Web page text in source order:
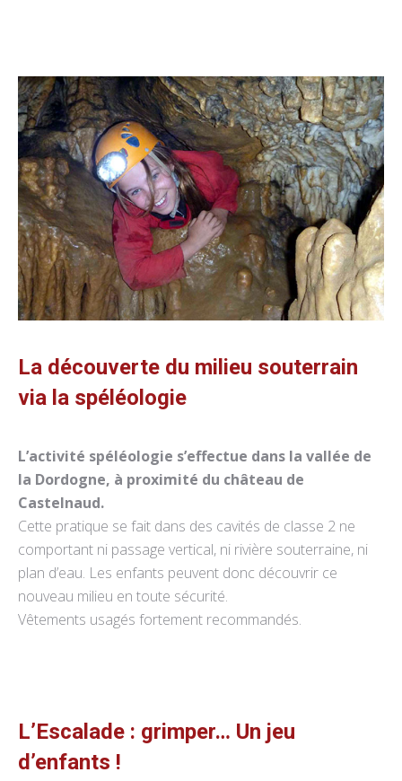
La découverte du milieu souterrain
via la spéléologie
L’activité spéléologie s’effectue dans la vallée de
la Dordogne, à proximité du château de
Castelnaud.
Cette pratique se fait dans des cavités de classe 2 ne
comportant ni passage vertical, ni rivière souterraine, ni
plan d’eau. Les enfants peuvent donc découvrir ce
nouveau milieu en toute sécurité.
Vêtements usagés fortement recommandés.
L’Escalade : grimper… Un jeu
d’enfants !